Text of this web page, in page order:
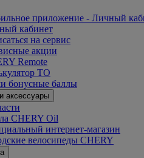
приложение - Личный
кабинет
на сервис
акции
Remote
ТО
бонусные баллы
аксессуары
CHERY Oil
интернет-магазин
велосипеды CHERY